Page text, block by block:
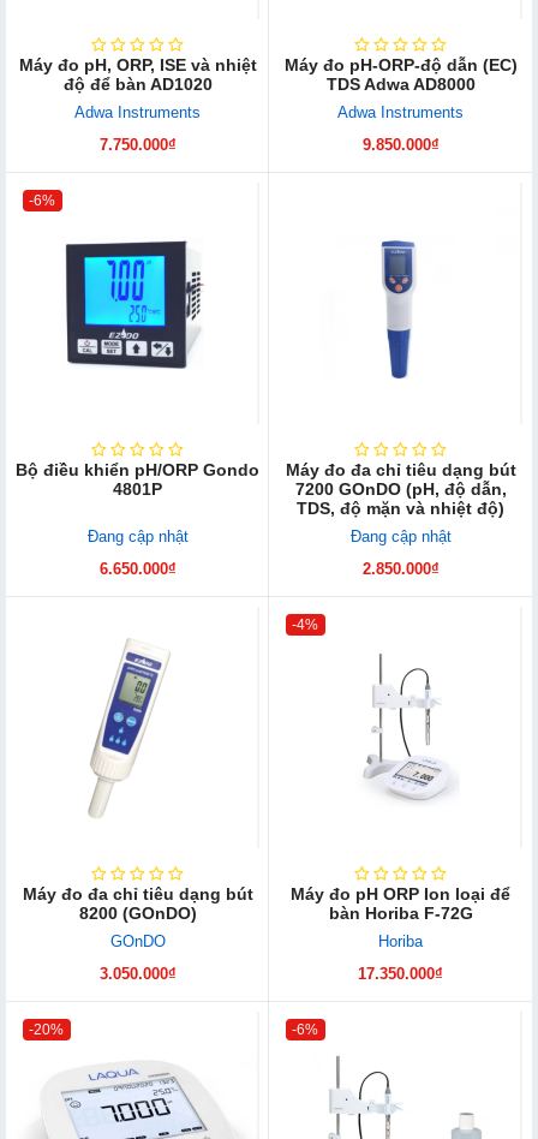
Máy đo pH, ORP, ISE và nhiệt
độ để bàn AD1020
Adwa Instruments
7.750.000₫
Máy đo pH-ORP-độ dẫn (EC)
TDS Adwa AD8000
Adwa Instruments
9.850.000₫
-6%
Bộ điều khiển pH/ORP Gondo
4801P
Đang cập nhật
6.650.000₫
Máy đo đa chỉ tiêu dạng bút
7200 GOnDO (pH, độ dẫn,
TDS, độ mặn và nhiệt độ)
Đang cập nhật
2.850.000₫
Máy đo đa chỉ tiêu dạng bút
8200 (GOnDO)
GOnDO
3.050.000₫
-4%
Máy đo pH ORP Ion loại để
bàn Horiba F-72G
Horiba
17.350.000₫
-20% -6%